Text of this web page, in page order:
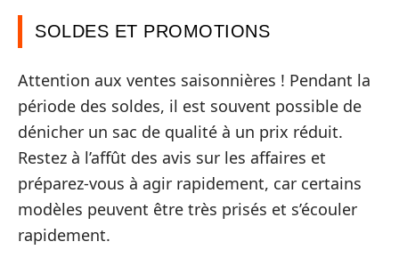
SOLDES ET PROMOTIONS
Attention aux ventes saisonnières ! Pendant la
période des soldes, il est souvent possible de
dénicher un sac de qualité à un prix réduit.
Restez à l’affût des avis sur les affaires et
préparez-vous à agir rapidement, car certains
modèles peuvent être très prisés et s’écouler
rapidement.